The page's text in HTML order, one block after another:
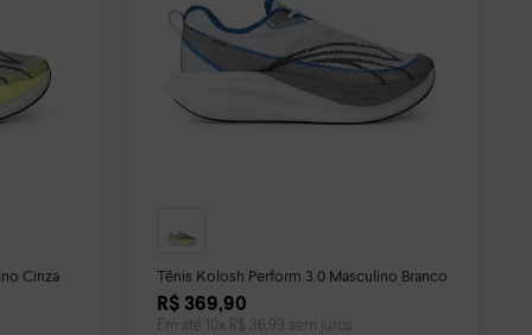
Cinza Tênis Kolosh Perform 3.0 Masculino Branco
R$ 369,90
Em até 10 x R$ 36,99 sem juros